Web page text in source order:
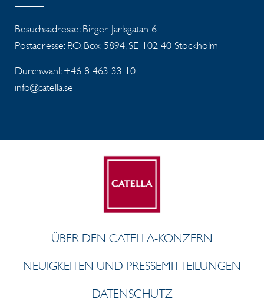
Besuchsadresse: Birger Jarlsgatan 6
Postadresse: P.O. Box 5894, SE-102 40 Stockholm
Durchwahl: +46 8 463 33 10
info@catella.se
ÜBER DEN CATELLA-KONZERN
NEUIGKEITEN UND PRESSEMITTEILUNGEN
DATENSCHUTZ